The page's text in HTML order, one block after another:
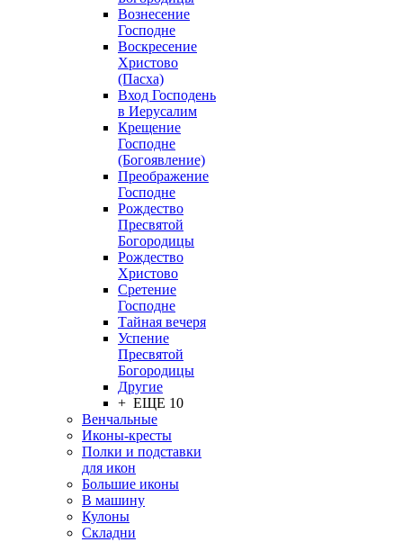
Вознесение
Господне
Воскресение
Христово
(Пасха)
Вход Господень
в Иерусалим
Крещение
Господне
(Богоявление)
Преображение
Господне
Рождество
Пресвятой
Богородицы
Рождество
Христово
Сретение
Господне
Тайная вечеря
Успение
Пресвятой
Богородицы
Другие
+ ЕЩЕ 10
Венчальные
Иконы-кресты
Полки и подставки
для икон
Большие иконы
В машину
Кулоны
Складни